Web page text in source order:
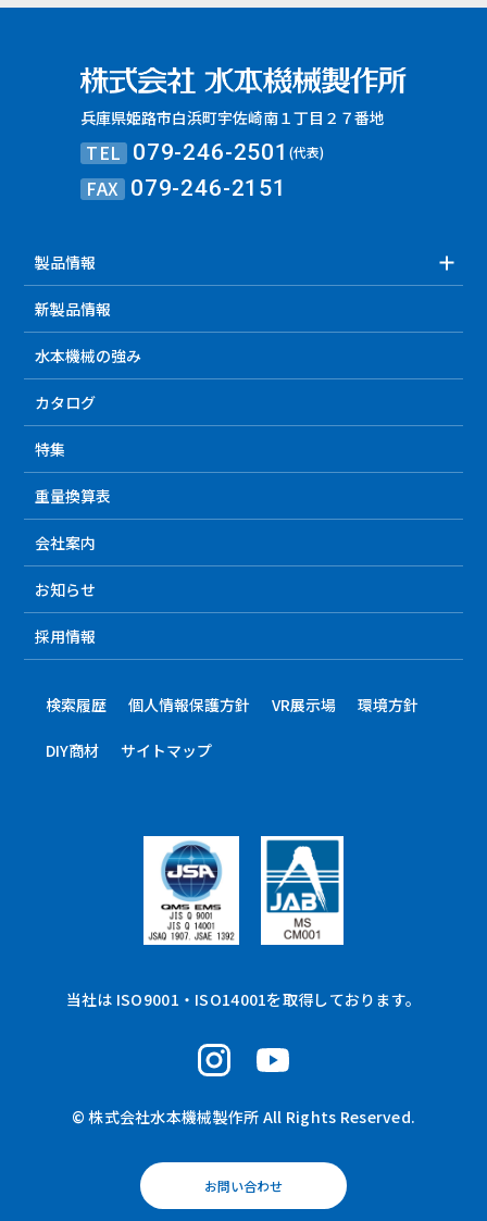
お問い合わせ
兵庫県姫路市白浜町宇佐崎南１丁目２７番地
TEL 079-246-2501(代表)
FAX 079-246-2151
製品情報
新製品情報
水本機械の強み
カタログ
特集
重量換算表
会社案内
お知らせ
採用情報
検索履歴 個人情報保護方針 VR展示場 環境方針
DIY商材 サイトマップ
当社は ISO9001・ISO14001を取得しております。
© 株式会社水本機械製作所 All Rights Reserved.